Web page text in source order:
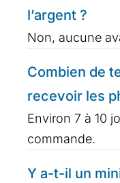
l’argent ?
Non, aucune
Combien de
recevoir les
Environ 7 à 10
commande.
Y a-t-il un